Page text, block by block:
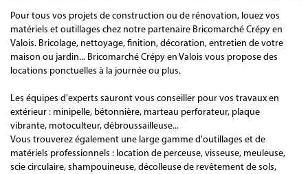
Pour tous vos projets de construction ou de rénovation, louez vos
matériels et outillages chez notre partenaire Bricomarché Crépy en
Valois. Bricolage, nettoyage, finition, décoration, entretien de votre
maison ou jardin... Bricomarché Crépy en Valois vous propose des
locations ponctuelles à la journée ou plus.
Les équipes d'experts sauront vous conseiller pour vos travaux en
extérieur : minipelle, bétonnière, marteau perforateur, plaque
vibrante, motoculteur, débroussailleuse...
Vous trouverez également une large gamme d'outillages et de
matériels professionnels : location de perceuse, visseuse, meuleuse,
scie circulaire, shampouineuse, décolleuse de revêtement de sols,